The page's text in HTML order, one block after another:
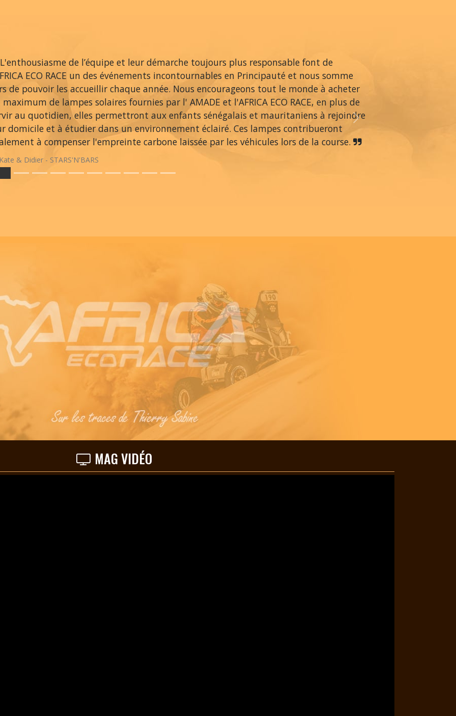
de l’équipe et leur démarche toujours plus responsable font de
ECO RACE un des événements incontournables en Principauté et nous somme
de pouvoir les accueillir chaque année. Nous encourageons tout le monde à acheter
de lampes solaires fournies par l' AMADE et l'AFRICA ECO RACE, en plus de
au quotidien, elles permettront aux enfants sénégalais et mauritaniens à rejoindre
domicile et à étudier dans un environnement éclairé. Ces lampes contribueront
à compenser l'empreinte carbone laissée par les véhicules lors de la course.
& Didier - STARS'N'BARS
Next
MAG VIDÉO